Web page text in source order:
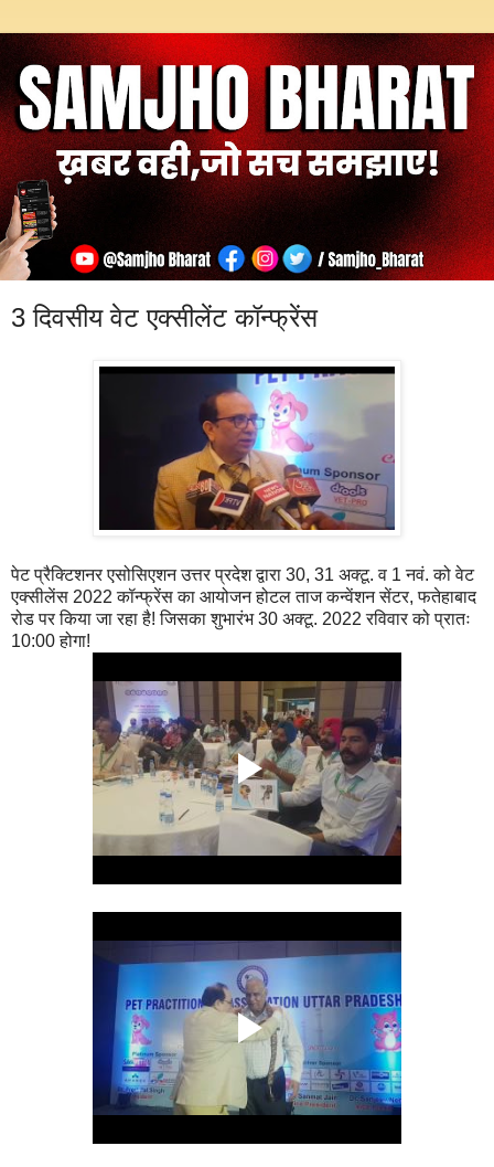
3 दिवसीय वेट एक्सीलेंट कॉन्फ्रेंस
पेट प्रैक्टिशनर एसोसिएशन उत्तर प्रदेश द्वारा 30, 31 अक्टू. व 1 नवं. को वेट
एक्सीलेंस 2022 कॉन्फ्रेंस का आयोजन होटल ताज कन्वेंशन सेंटर, फतेहाबाद
रोड पर किया जा रहा है! जिसका शुभारंभ 30 अक्टू. 2022 रविवार को प्रातः
10:00 होगा!